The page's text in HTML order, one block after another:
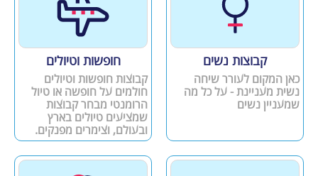
קבוצות נשים
כאן המקום לעורר שיחה
נשית מעניינת - על כל מה
שמעניין נשים
חופשות וטיולים
קבוצות חופשות וטיולים
חולמים על חופשה או טיול
הרומנטי מבחר קבוצות
שמציעים טיולים בארץ
ובעולם, וצימרים מפנקים.